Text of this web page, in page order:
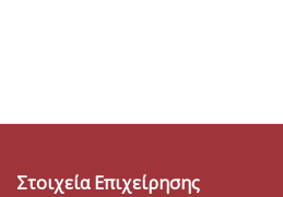
Στοιχεία Επιχείρησης